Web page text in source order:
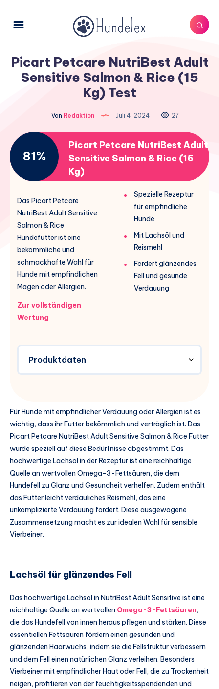
Picart Petcare NutriBest Adult
Sensitive Salmon & Rice (15
Kg) Test
Von Redaktion Juli 4, 2024 27
81%
Picart Petcare NutriBest Adult
Sensitive Salmon & Rice (15
Kg)
Das Picart Petcare
NutriBest Adult Sensitive
Salmon & Rice
Hundefutter ist eine
bekömmliche und
schmackhafte Wahl für
Hunde mit empfindlichen
Mägen oder Allergien.
Zur vollständigen
Wertung
Spezielle Rezeptur
für empfindliche
Hunde
Mit Lachsöl und
Reismehl
Fördert glänzendes
Fell und gesunde
Verdauung
Produktdaten
Für Hunde mit empfindlicher Verdauung oder Allergien ist es
wichtig, dass ihr Futter bekömmlich und verträglich ist. Das
Picart Petcare NutriBest Adult Sensitive Salmon & Rice Futter
wurde speziell auf diese Bedürfnisse abgestimmt. Das
hochwertige Lachsöl in der Rezeptur ist eine reichhaltige
Quelle an wertvollen Omega-3-Fettsäuren, die dem
Hundefell zu Glanz und Gesundheit verhelfen. Zudem enthält
das Futter leicht verdauliches Reismehl, das eine
unkomplizierte Verdauung fördert. Diese ausgewogene
Zusammensetzung macht es zur idealen Wahl für sensible
Vierbeiner.
Lachsöl für glänzendes Fell
Das hochwertige Lachsöl in NutriBest Adult Sensitive ist eine
reichhaltige Quelle an wertvollen Omega-3-Fettsäuren,
die das Hundefell von innen heraus pflegen und stärken. Diese
essentiellen Fettsäuren fördern einen gesunden und
glänzenden Haarwuchs, indem sie die Fellstruktur verbessern
und dem Fell einen natürlichen Glanz verleihen. Besonders
Vierbeiner mit empfindlicher Haut oder Fell, die zu Trockenheit
neigen, profitieren von der feuchtigkeitsspendenden und